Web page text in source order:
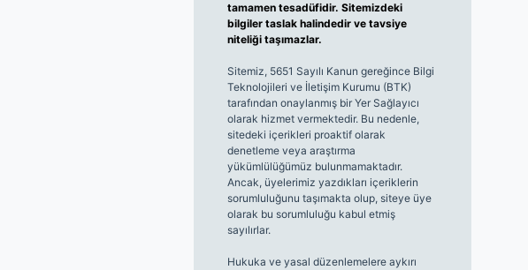
tamamen tesadüfidir. Sitemizdeki
bilgiler taslak halindedir ve tavsiye
niteliği taşımazlar.
Sitemiz, 5651 Sayılı Kanun gereğince Bilgi
Teknolojileri ve İletişim Kurumu (BTK)
tarafından onaylanmış bir Yer Sağlayıcı
olarak hizmet vermektedir. Bu nedenle,
sitedeki içerikleri proaktif olarak
denetleme veya araştırma
yükümlülüğümüz bulunmamaktadır.
Ancak, üyelerimiz yazdıkları içeriklerin
sorumluluğunu taşımakta olup, siteye üye
olarak bu sorumluluğu kabul etmiş
sayılırlar.
Hukuka ve yasal düzenlemelere aykırı